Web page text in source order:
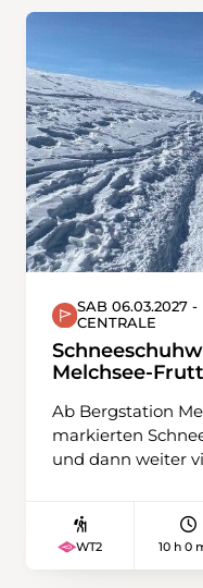
SAB 06.03.2027 -
CENTRALE
Melchsee-
Ab Bergstation
markierten
und dann weiter
Gentalstrasse
Kilometer laufen
WT2 10 h 0